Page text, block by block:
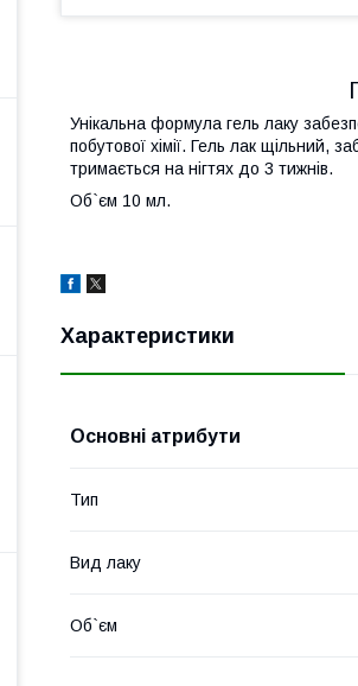
Унікальна формула гель лаку
побутової хімії. Гель лак щільний,
тримається на нігтях до 3 тижнів.
Об`єм 10 мл.
Характеристики
Основні атрибути
Тип
Вид лаку
Об`єм